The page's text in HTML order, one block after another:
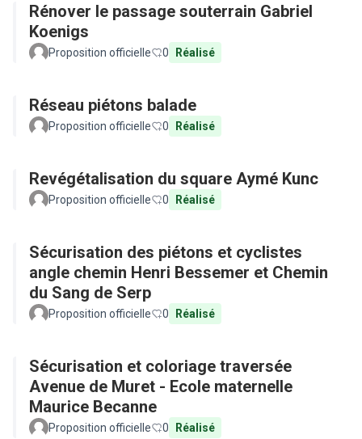
Rénover le passage souterrain Gabriel
Koenigs
Proposition officielle 0 Réalisé
Réseau piétons balade
Proposition officielle 0 Réalisé
Revégétalisation du square Aymé Kunc
Proposition officielle 0 Réalisé
Sécurisation des piétons et cyclistes
angle chemin Henri Bessemer et Chemin
du Sang de Serp
Proposition officielle 0 Réalisé
Sécurisation et coloriage traversée
Avenue de Muret - Ecole maternelle
Maurice Becanne
Proposition officielle 0 Réalisé